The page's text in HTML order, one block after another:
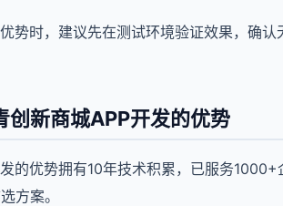
势时，建议先在测试环境验证效果，确
创新商城APP开发的优势
的优势拥有10年技术积累，已服务
方案。